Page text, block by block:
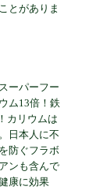
とがありま
ーパーフー
ム13倍！鉄
カリウムは
日本人に不
防ぐフラボ
ンも含んで
康に効果